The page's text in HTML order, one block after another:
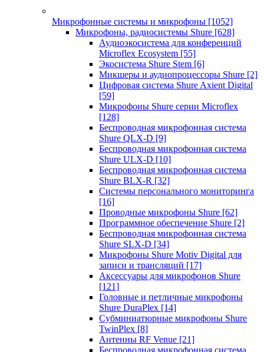
Микрофонные системы и микрофоны [1052]
Микрофоны, радиосистемы Shure [628]
Аудиоэкосистема для конференций
Microflex Ecosystem [55]
Экосистема Shure Stem [6]
Микшеры и аудиопроцессоры Shure [2]
Цифровая система Shure Axient Digital
[59]
Микрофоны Shure серии Microflex
[128]
Беспроводная микрофонная система
Shure QLX-D [9]
Беспроводная микрофонная система
Shure ULX-D [10]
Беспроводная микрофонная система
Shure BLX-R [32]
Системы персонального мониторинга
[16]
Проводные микрофоны Shure [62]
Программное обеспечение Shure [2]
Беспроводная микрофонная система
Shure SLX-D [34]
Микрофоны Shure Motiv Digital для
записи и трансляций [17]
Аксессуары для микрофонов Shure
[121]
Головные и петличные микрофоны
Shure DuraPlex [14]
Субминиатюрные микрофоны Shure
TwinPlex [8]
Антенны RF Venue [21]
Беспроводная микрофонная система